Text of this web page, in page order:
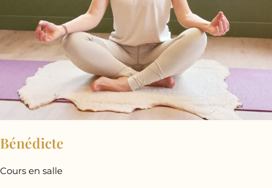
Bénédicte
Cours en salle